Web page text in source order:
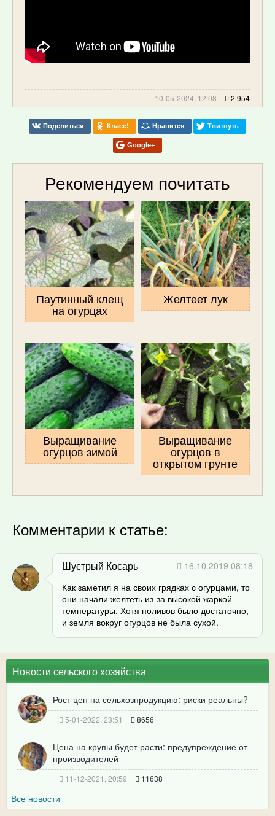
10-05-2024, 12:08 2 954
Поделиться Класс! Нравится Твитнуть
Google+
Рекомендуем почитать
Паутинный клещ
на огурцах
Желтеет лук
Выращивание
огурцов зимой
Выращивание
огурцов в
открытом грунте
Комментарии к статье:
Шустрый Косарь
16.10.2019 08:18
Как заметил я на своих грядках с огурцами, то
они начали желтеть из-за высокой жаркой
температуры. Хотя поливов было достаточно,
и земля вокруг огурцов не была сухой.
Новости сельского хозяйства
Рост цен на сельхозпродукцию: риски реальны?
5-01-2022, 23:51 8656
Цена на крупы будет расти: предупреждение от
производителей
11-12-2021, 20:59 11638
Все новости